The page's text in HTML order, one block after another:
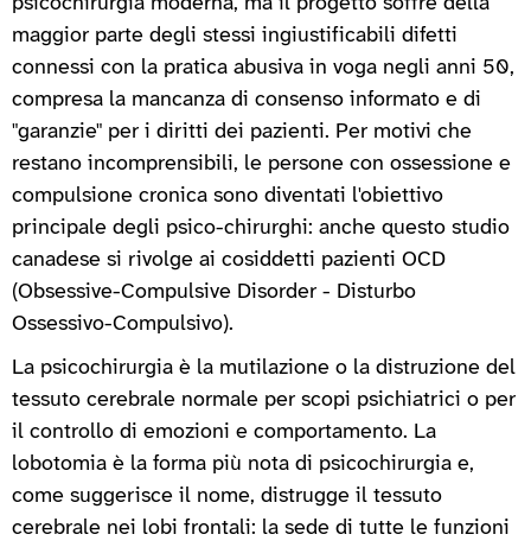
maggior parte degli stessi ingiustificabili difetti
connessi con la pratica abusiva in voga negli anni 50,
compresa la mancanza di consenso informato e di
"garanzie" per i diritti dei pazienti. Per motivi che
restano incomprensibili, le persone con ossessione e
compulsione cronica sono diventati l'obiettivo
principale degli psico-chirurghi: anche questo studio
canadese si rivolge ai cosiddetti pazienti OCD
(Obsessive-Compulsive Disorder - Disturbo
Ossessivo-Compulsivo).
La psicochirurgia è la mutilazione o la distruzione del
tessuto cerebrale normale per scopi psichiatrici o per
il controllo di emozioni e comportamento. La
lobotomia è la forma più nota di psicochirurgia e,
come suggerisce il nome, distrugge il tessuto
cerebrale nei lobi frontali: la sede di tutte le funzioni